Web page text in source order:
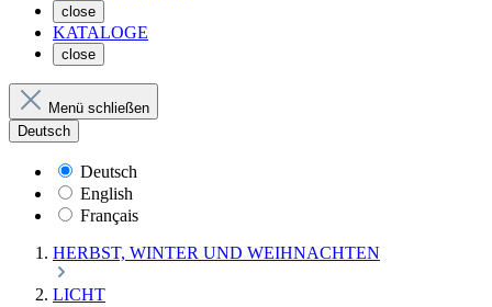
close
KATALOGE
close
Menü schließen
Deutsch
Deutsch
English
Français
HERBST, WINTER UND WEIHNACHTEN
LICHT